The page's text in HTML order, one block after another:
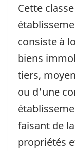
Cette
consiste à
biens
tiers,
ou d'une
faisant de
propriétés